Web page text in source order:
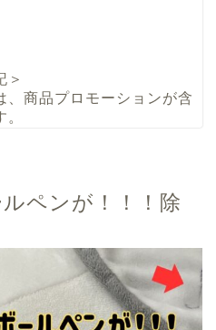
＞
、商品プロモーションが含
ペンが！！！除